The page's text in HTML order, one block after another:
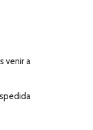
venir a